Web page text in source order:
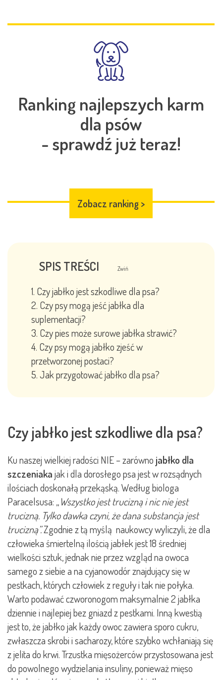
Ranking najlepszych karm
dla psów
- sprawdź już teraz!
Zobacz ranking >
SPIS TREŚCI Zwiń
Czy jabłko jest szkodliwe dla psa?
Czy psy mogą jeść jabłka dla
suplementacji?
Czy pies może surowe jabłka strawić?
Czy psy mogą jabłko zjeść w
przetworzonej postaci?
Jak przygotować jabłko dla psa?
Czy jabłko jest szkodliwe dla psa?
Ku naszej wielkiej radości NIE – zarówno jabłko dla
szczeniakajak i dla dorosłego psa jest w rozsądnych
ilościach doskonałą przekąską. Według biologa
Paracelsusa: „Wszystko jest trucizną i nic nie jest
trucizną. Tylko dawka czyni, że dana substancja jest
trucizną”.Zgodnie z tą myślą naukowcy wyliczyli, że dla
człowieka śmiertelną ilością jabłek jest 18 średniej
wielkości sztuk, jednak nie przez wzgląd na owoca
samego z siebie a na cyjanowodór znajdujący się w
pestkach, których człowiek z reguły i tak nie połyka.
Warto podawać czworonogom maksymalnie 2 jabłka
dziennie i najlepiej bez gniazd z pestkami. Inną kwestią
jest to, że jabłko jak każdy owoc zawiera sporo cukru,
zwłaszcza skrobi i sacharozy, które szybko wchłaniają się
z jelita do krwi. Trzustka mięsożerców przystosowana jest
do powolnego wydzielania insuliny, ponieważ mięso